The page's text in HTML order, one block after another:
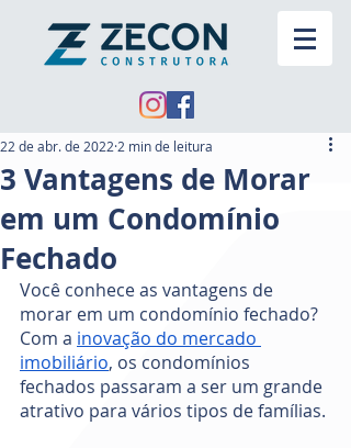
3 Vantagens de Morar
em um Condomínio
Fechado
22 de abr. de 2022 2 min de leitura
Você conhece as vantagens de
morar em um condomínio fechado?
Com a inovação do mercado
imobiliário, os condomínios
fechados passaram a ser um grande
atrativo para vários tipos de famílias.